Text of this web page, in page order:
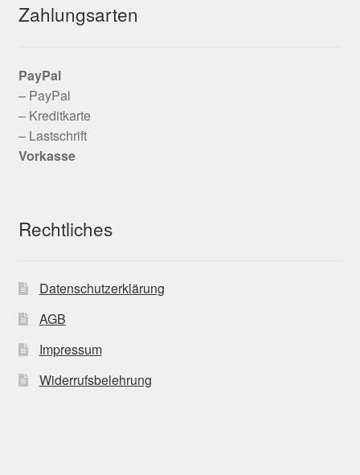
Zahlungsarten
PayPal
– PayPal
– Kreditkarte
– Lastschrift
Vorkasse
Rechtliches
Datenschutzerklärung
AGB
Impressum
Widerrufsbelehrung